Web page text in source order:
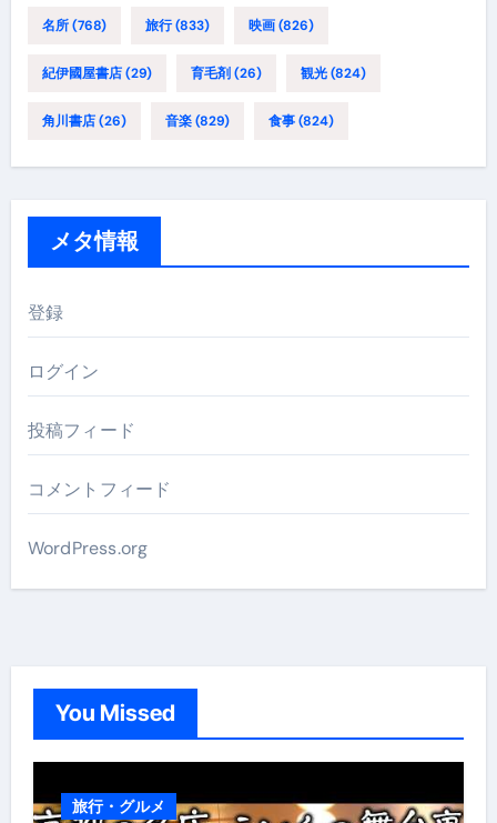
名所(768) 旅行(833) 映画(826)
紀伊國屋書店(29) 育毛剤 (26) 観光(824)
角川書店(26) 音楽(829) 食事(824)
メタ情報
登録
ログイン
投稿フィード
コメントフィード
WordPress.org
You Missed
旅行・グルメ